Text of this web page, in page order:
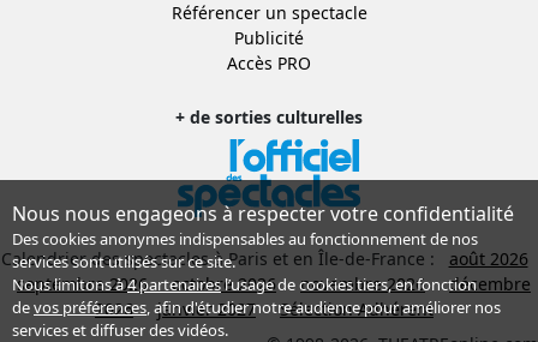
Référencer un spectacle
Publicité
Accès PRO
+ de sorties culturelles
Calendrier des spectacles à Paris et en Île-de-France :
août 2026
septembre 2026
octobre 2026 novembre 2026
décembre
2026
janvier 2027
Sélection Adhérent
Nous nous engageons à respecter votre confidentialité
Des cookies anonymes indispensables au fonctionnement de nos
services sont utilisés sur ce site.
Nous limitons à4 partenairesl’usage de cookies tiers, en fonction
devos préférences, afin d'étudier notre audience pour améliorer nos
services et diffuser des vidéos.